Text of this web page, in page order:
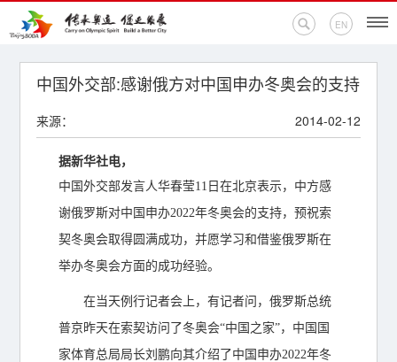
EN
首页
新闻中心
活动专题
奥运百科
奥促机构
奥运之家
联系我们
中国外交部:感谢俄方对中国申办冬奥会的支持
来源： 2014-02-12
据新华社电，
中国外交部发言人华春莹11日在北京表示，中方感
谢俄罗斯对中国申办2022年冬奥会的支持，预祝索
契冬奥会取得圆满成功，并愿学习和借鉴俄罗斯在
举办冬奥会方面的成功经验。
在当天例行记者会上，有记者问，俄罗斯总统
普京昨天在索契访问了冬奥会“中国之家”，中国国
家体育总局局长刘鹏向其介绍了中国申办2022年冬